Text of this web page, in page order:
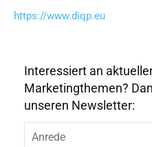
https://www.diqp.eu
Interessiert an
Marketingthemen?
unseren Newsletter: